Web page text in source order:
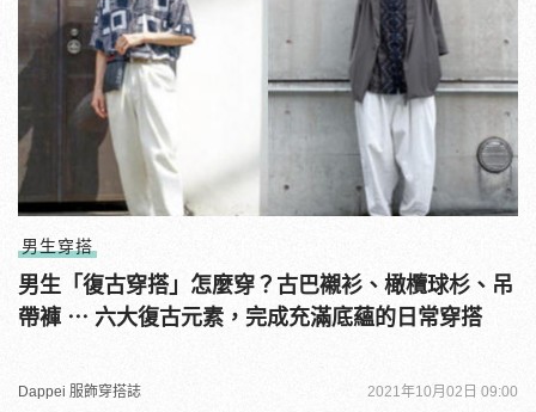
男生穿搭
男生「復古穿搭」怎麼穿？古巴襯衫、橄欖球杉、吊
帶褲 ⋯ 六大復古元素，完成充滿底蘊的日常穿搭
Dappei 服飾穿搭誌 2021年10月02日 09:00